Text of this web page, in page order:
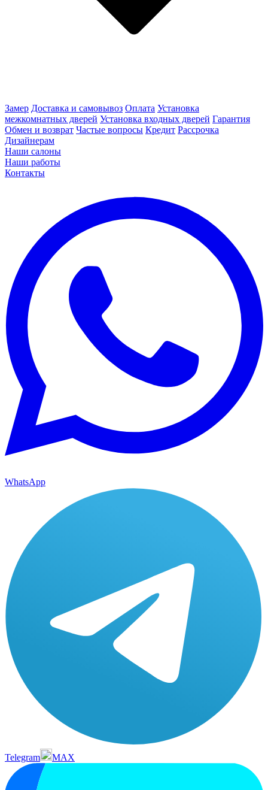
Замер Доставка и самовывоз Оплата Установка
межкомнатных дверей Установка входных дверей Гарантия
Обмен и возврат Частые вопросы Кредит Рассрочка
Дизайнерам
Наши салоны
Наши работы
Контакты
WhatsApp
Telegram MAX